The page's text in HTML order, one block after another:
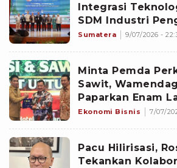
Integrasi
SDM Industri
Sawit
Sumatera 9/07/2026 -
Minta Pemda
Sawit,
Paparkan Enam
Strategis: Contoh
Ekonomi Bisnis 7/07/
Pacu Hilirisasi,
Tekankan